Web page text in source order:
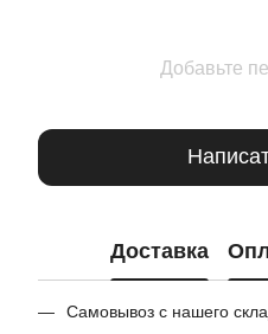
Добавьте
Доставка
Самовывоз с нашего